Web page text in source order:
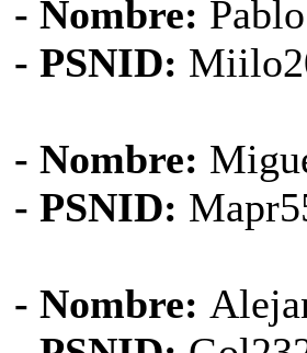
- Nombre:
- PSNID:
- Nombre:
- PSNID:
- Nombre: